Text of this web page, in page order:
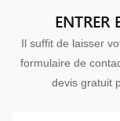
ENTRER
Il suffit de laisser
formulaire de
devis gratuit